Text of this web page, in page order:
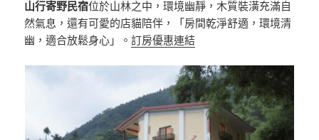
山行寄野民宿位於山林之中，環境幽靜，木質裝潢充滿自
然氣息，還有可愛的店貓陪伴，「房間乾淨舒適，環境清
幽，適合放鬆身心」。訂房優惠連結